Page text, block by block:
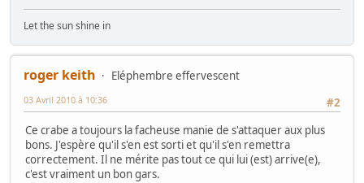
Let the sun shine in
roger keith
Eléphembre effervescent
#2
03 Avril 2010 à 10:36
Ce crabe a toujours la facheuse manie de s'attaquer aux plus
bons. J'espère qu'il s'en est sorti et qu'il s'en remettra
correctement. Il ne mérite pas tout ce qui lui (est) arrive(e),
c'est vraiment un bon gars.